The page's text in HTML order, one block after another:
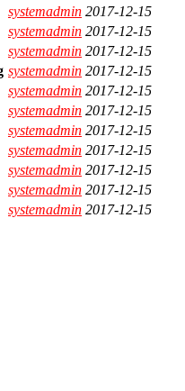
systemadmin 2017-12-15
systemadmin 2017-12-15
systemadmin 2017-12-15
systemadmin 2017-12-15
systemadmin 2017-12-15
systemadmin 2017-12-15
systemadmin 2017-12-15
systemadmin 2017-12-15
systemadmin 2017-12-15
systemadmin 2017-12-15
systemadmin 2017-12-15